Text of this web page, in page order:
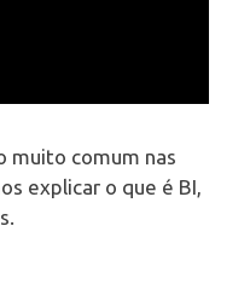
muito comum nas
explicar o que é BI,